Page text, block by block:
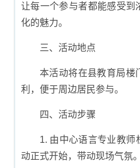
让每一个参与者都能感受到
化的魅力。
三、活动地点
本活动将在县教育局楼
利，便于周边居民参与。
四、活动步骤
1. 由中心语言专业教师
动正式开始，带动现场气氛。